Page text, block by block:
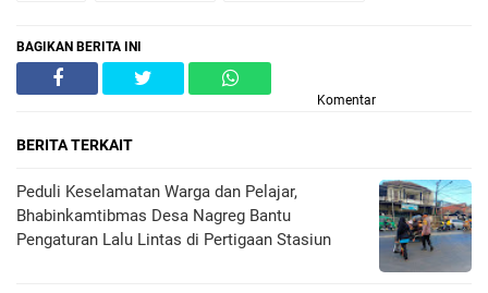
BAGIKAN BERITA INI
Komentar
BERITA TERKAIT
Peduli Keselamatan Warga dan Pelajar,
Bhabinkamtibmas Desa Nagreg Bantu
Pengaturan Lalu Lintas di Pertigaan Stasiun